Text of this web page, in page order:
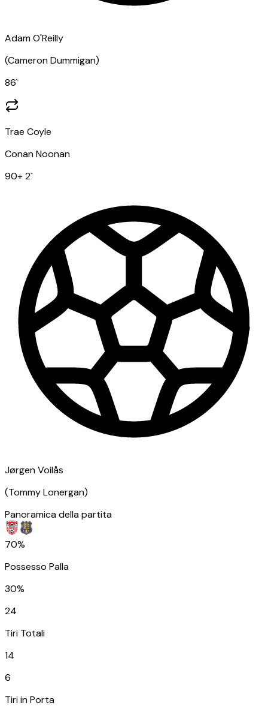
Adam O'Reilly
(Cameron Dummigan)
86`
Trae Coyle
Conan Noonan
90+ 2`
Jørgen Voilås
(Tommy Lonergan)
Panoramica della partita
70%
Possesso Palla
30%
24
Tiri Totali
14
6
Tiri in Porta